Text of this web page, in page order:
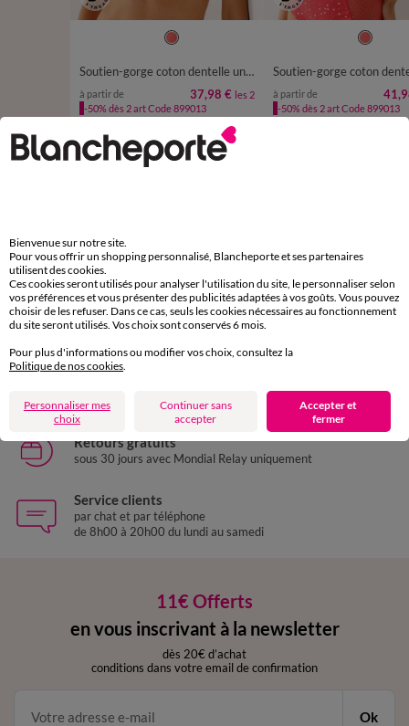
Soutien-gorge coton dentelle uni et imprimé pois Tropea sans armatures - lot de 2
à partir de 37,98 € les 2
-50% dès 2 art Code 899013
à partir de
-50% dès 2 art Code 899013
Paiement 100% sécurisé
Payez plus tard ou en plusieurs fois
domicile, relais, consignes automatiques
Retours gratuits
sous 30 jours avec Mondial Relay uniquement
Service clients
par chat et par téléphone
de 8h00 à 20h00 du lundi au samedi
11€ Offerts
en vous inscrivant à la newsletter
dès 20€ d’achat
conditions dans votre email de confirmation
Ok
Bienvenue sur notre site.
Pour vous offrir un shopping personnalisé, Blancheporte et ses partenaires
utilisent des cookies.
Ces cookies seront utilisés pour analyser l'utilisation du site, le personnaliser selon
vos préférences et vous présenter des publicités adaptées à vos goûts. Vous pouvez
choisir de les refuser. Dans ce cas, seuls les cookies nécessaires au fonctionnement
du site seront utilisés. Vos choix sont conservés 6 mois.
Pour plus d'informations ou modifier vos choix, consultez la
Politique de nos cookies.
Personnaliser mes
choix
Continuer sans
accepter
Accepter et
fermer